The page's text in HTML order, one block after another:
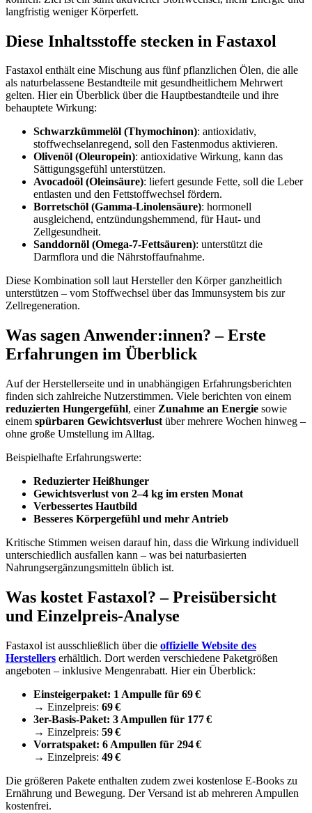
langfristig weniger Körperfett.
Diese Inhaltsstoffe stecken in Fastaxol
Fastaxol enthält eine Mischung aus fünf pflanzlichen Ölen, die alle
als naturbelassene Bestandteile mit gesundheitlichem Mehrwert
gelten. Hier ein Überblick über die Hauptbestandteile und ihre
behauptete Wirkung:
Schwarzkümmelöl (Thymochinon): antioxidativ,
stoffwechselanregend, soll den Fastenmodus aktivieren.
Olivenöl (Oleuropein): antioxidative Wirkung, kann das
Sättigungsgefühl unterstützen.
Avocadoöl (Oleinsäure): liefert gesunde Fette, soll die Leber
entlasten und den Fettstoffwechsel fördern.
Borretschöl (Gamma-Linolensäure): hormonell
ausgleichend, entzündungshemmend, für Haut- und
Zellgesundheit.
Sanddornöl (Omega-7-Fettsäuren): unterstützt die
Darmflora und die Nährstoffaufnahme.
Diese Kombination soll laut Hersteller den Körper ganzheitlich
unterstützen – vom Stoffwechsel über das Immunsystem bis zur
Zellregeneration.
Was sagen Anwender:innen? – Erste
Erfahrungen im Überblick
Auf der Herstellerseite und in unabhängigen Erfahrungsberichten
finden sich zahlreiche Nutzerstimmen. Viele berichten von einem
reduzierten Hungergefühl, einer Zunahme an Energie sowie
einem spürbaren Gewichtsverlust über mehrere Wochen hinweg –
ohne große Umstellung im Alltag.
Beispielhafte Erfahrungswerte:
Reduzierter Heißhunger
Gewichtsverlust von 2–4 kg im ersten Monat
Verbessertes Hautbild
Besseres Körpergefühl und mehr Antrieb
Kritische Stimmen weisen darauf hin, dass die Wirkung individuell
unterschiedlich ausfallen kann – was bei naturbasierten
Nahrungsergänzungsmitteln üblich ist.
Was kostet Fastaxol? – Preisübersicht
und Einzelpreis-Analyse
Fastaxol ist ausschließlich über die offizielle Website des
Herstellers erhältlich. Dort werden verschiedene Paketgrößen
angeboten – inklusive Mengenrabatt. Hier ein Überblick:
Einsteigerpaket: 1 Ampulle für 69 €
→ Einzelpreis: 69 €
3er-Basis-Paket: 3 Ampullen für 177 €
→ Einzelpreis: 59 €
Vorratspaket: 6 Ampullen für 294 €
→ Einzelpreis: 49 €
Die größeren Pakete enthalten zudem zwei kostenlose E-Books zu
Ernährung und Bewegung. Der Versand ist ab mehreren Ampullen
kostenfrei.